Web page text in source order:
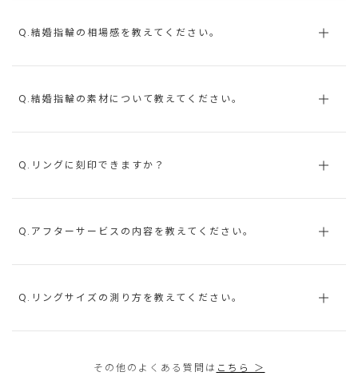
Q.結婚指輪の相場感を教えてください。
Q.結婚指輪の素材について教えてください。
Q.リングに刻印できますか？
Q.アフターサービスの内容を教えてください。
Q.リングサイズの測り方を教えてください。
その他のよくある質問は こちら ＞